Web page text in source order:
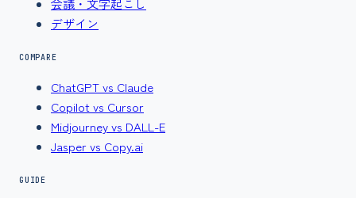
会議・文字起こし
デザイン
COMPARE
ChatGPT vs Claude
Copilot vs Cursor
Midjourney vs DALL-E
Jasper vs Copy.ai
GUIDE